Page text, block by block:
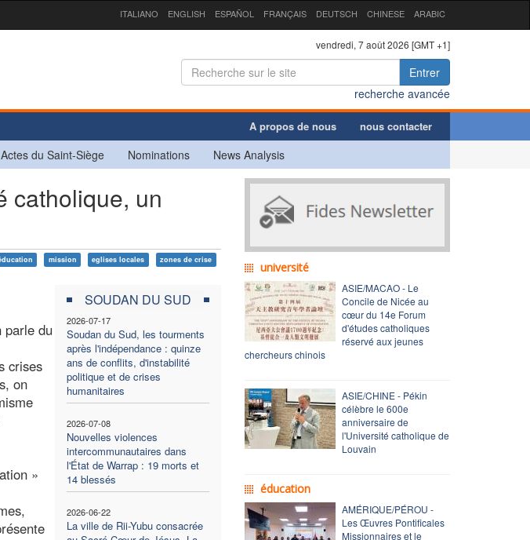
ITALIANO ENGLISH ESPAÑOL FRANÇAIS DEUTSCH CHINESE ARABIC
vendredi, 7 août 2026 [GMT +1]
Entrer
recherche avancée
A propos de nous nous contacter
Actes du Saint-Siège Nominations News Analysis
catholique, un
mission eglises locales zones de crise
SOUDAN DU SUD
2026-07-17
Soudan du Sud, les tourments
après l'indépendance : quinze
ans de conflits, d'instabilité
politique et de crises
humanitaires
2026-07-08
Nouvelles violences
intercommunautaires dans
l'État de Warrap : 19 morts et
14 blessés
2026-06-22
La ville de Rii-Yubu consacrée
parle du
crises
on
»
université
ASIE/MACAO - Le
Concile de Nicée au
cœur du 14e Forum
d'études catholiques
réservé aux jeunes
chercheurs chinois
ASIE/CHINE - Pékin
célèbre le 600e
anniversaire de
l'Université catholique de
Louvain
éducation
AMÉRIQUE/PÉROU -
Les Œuvres Pontificales
Missionnaires et le